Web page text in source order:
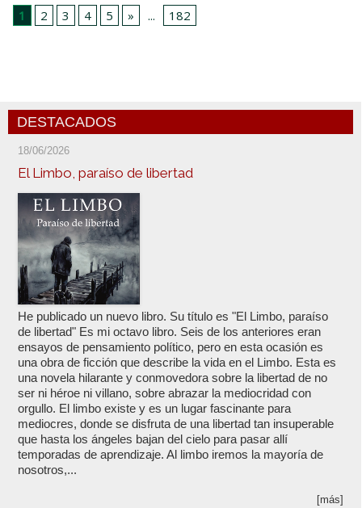
1
2 3 4 5 » ... 182
DESTACADOS
18/06/2026
El Limbo, paraíso de libertad
He publicado un nuevo libro. Su título es "El Limbo, paraíso
de libertad" Es mi octavo libro. Seis de los anteriores eran
ensayos de pensamiento político, pero en esta ocasión es
una obra de ficción que describe la vida en el Limbo. Esta es
una novela hilarante y conmovedora sobre la libertad de no
ser ni héroe ni villano, sobre abrazar la mediocridad con
orgullo. El limbo existe y es un lugar fascinante para
mediocres, donde se disfruta de una libertad tan insuperable
que hasta los ángeles bajan del cielo para pasar allí
temporadas de aprendizaje. Al limbo iremos la mayoría de
nosotros,...
[más]